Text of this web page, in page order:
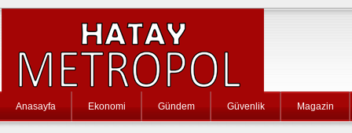
Anasayfa Ekonomi Gündem Güvenlik Magazin